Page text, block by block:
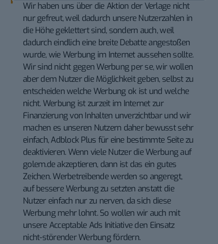
Wir haben uns über die Aktion der Verlage nicht
nur gefreut, weil dadurch unsere Nutzerzahlen in
die Höhe geklettert sind, sondern auch, weil
dadurch eindlich eine breite Debatte angestoßen
wurde, wie Werbung im Internet aussehen sollte.
Wir sind nicht gegen Werbung per se, wir wollen
aber dem Nutzer die Möglichkeit geben, selbst zu
entscheiden welche Werbung ok ist und welche
nicht. Werbung ist zurzeit im Internet zur
Finanzierung von Inhalten unverzichtbar und wir
machen es unseren Nutzern daher bewusst sehr
einfach, Adblock Plus für eine bestimmte Seite zu
deaktivieren. Wenn viele Nutzer die Werbung auf
golem.de akzeptieren, dann ist das ein gutes
Zeichen. Werbetreibende werden so angeregt,
auf bessere Werbung zu setzten anstatt die
Nutzer einfach nur zu nerven, da sich diese
Werbung mehr lohnt. So wollen wir auch mit
unsere Acceptable Ads Initiative den Einsatz
nicht-störender Werbung fördern.